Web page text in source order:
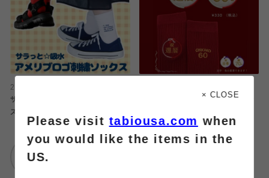
2026.06.28
サラっと☆アメリブロゴ刺繍ソック
ス
靴下屋
靴下屋
× CLOSE
Please visittabiousa.com when
you would like the items in the
US.